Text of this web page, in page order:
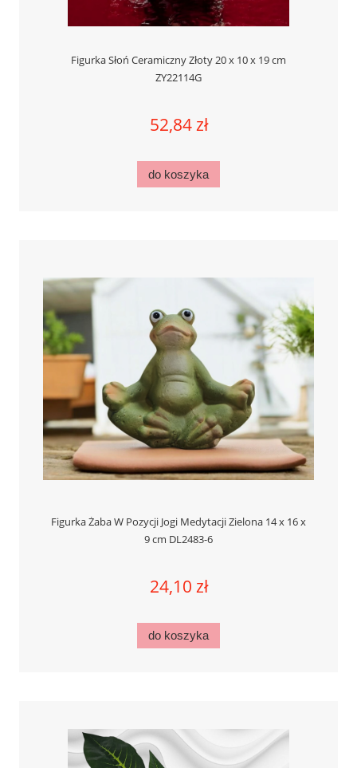
Figurka Słoń Ceramiczny Złoty 20 x 10 x 19 cm
ZY22114G
52,84 zł
do koszyka
Figurka Żaba W Pozycji Jogi Medytacji Zielona 14 x 16 x
9 cm DL2483-6
24,10 zł
do koszyka